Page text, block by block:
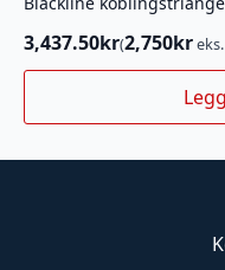
3,437.50kr(2,750kr